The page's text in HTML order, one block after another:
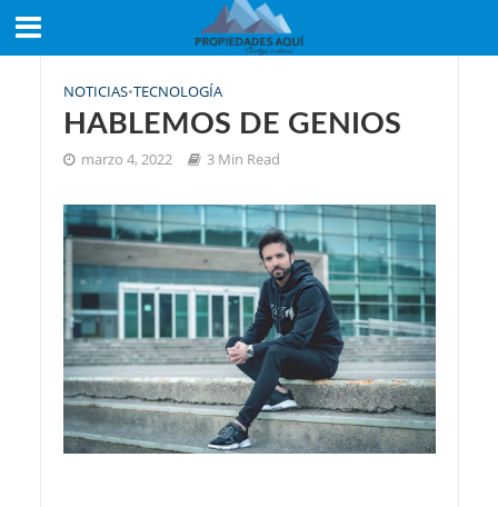
NOTICIAS•TECNOLOGÍA
HABLEMOS DE GENIOS
marzo 4, 2022 3 Min Read